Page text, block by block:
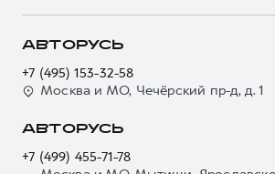
АВТОРУСЬ
+7 (495) 153-32-58
Москва и МО, Чечёрский пр-д, д. 1
АВТОРУСЬ
+7 (499) 455-71-78